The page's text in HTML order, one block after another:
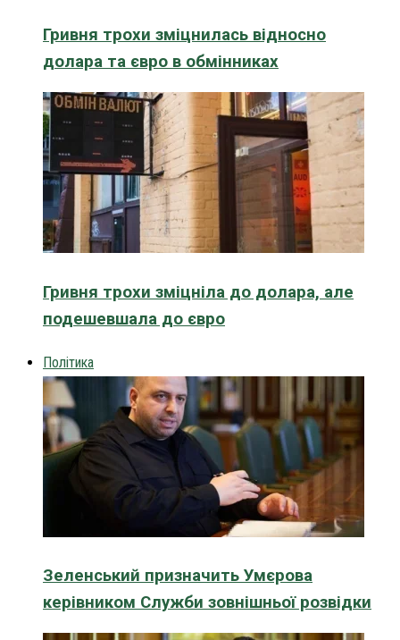
Гривня трохи зміцнилась відносно
долара та євро в обмінниках
Гривня трохи зміцніла до долара, але
подешевшала до євро
Політика
Зеленський призначить Умєрова
керівником Служби зовнішньої розвідки